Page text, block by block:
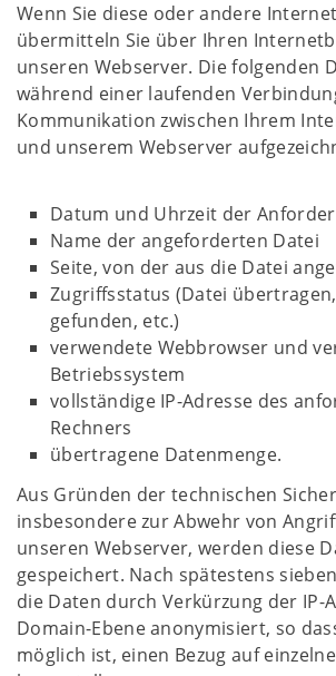
Wenn Sie diese oder andere
übermitteln Sie über Ihren
unseren Webserver. Die folgenden
während einer laufenden
Kommunikation zwischen Ihrem
und unserem Webserver
Datum und Uhrzeit der
Name der angeforderten Datei
Seite, von der aus die Datei
Zugriffsstatus (Datei
gefunden, etc.)
verwendete Webbrowser und
Betriebssystem
vollständige IP-Adresse des
Rechners
übertragene Datenmenge.
Aus Gründen der technischen
insbesondere zur Abwehr von
unseren Webserver, werden diese
gespeichert. Nach spätestens
die Daten durch Verkürzung der IP-
Domain-Ebene anonymisiert, so
möglich ist, einen Bezug auf